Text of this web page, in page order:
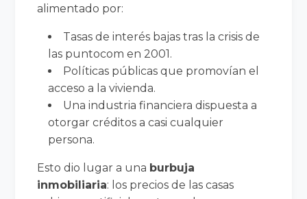
alimentado por:
Tasas de interés bajas tras la crisis de
las puntocom en 2001.
Políticas públicas que promovían el
acceso a la vivienda.
Una industria financiera dispuesta a
otorgar créditos a casi cualquier
persona.
Esto dio lugar a una burbuja
inmobiliaria: los precios de las casas